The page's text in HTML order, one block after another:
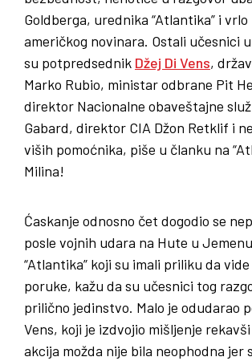
Goldberga, urednika “Atlantika” i
američkog novinara. Ostali učesnici
su potpredsednik Džej Di Vens,
Marko Rubio, ministar odbrane Pit
direktor Nacionalne obaveštajne
Gabard, direktor CIA Džon Retklif i
viših pomoćnika, piše u članku na
Milina!
Ćaskanje odnosno čet dogodio se
posle vojnih udara na Hute u
“Atlantika” koji su imali priliku da
poruke, kažu da su učesnici tog
prilično jedinstvo. Malo je odudarao
Vens, koji je izdvojio mišljenje
akcija možda nije bila neophodna jer